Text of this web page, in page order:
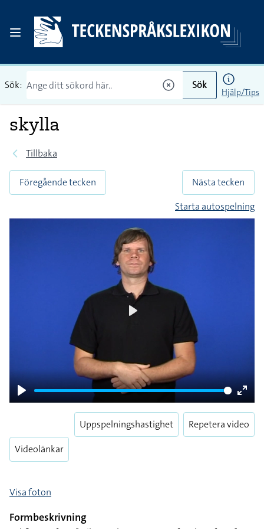
Sök: Sök
Hjälp/Tips
skylla
Tillbaka
Föregående tecken
Nästa tecken
Starta autospelning
Play
Enter
Videolänkar
Uppspelningshastighet Repetera video
Visa foton
Formbeskrivning